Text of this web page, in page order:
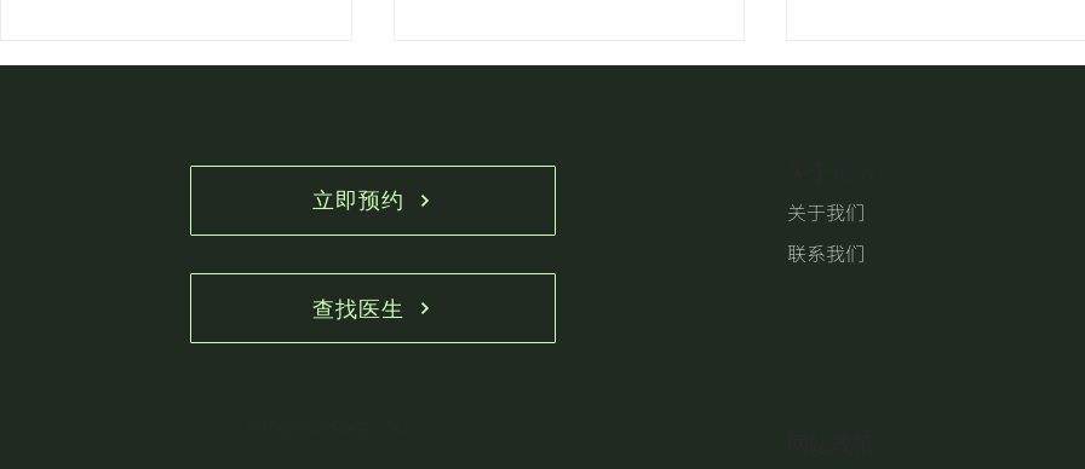
手汗症：你了解多少？
Poland综合征罕见吗？该如何
治疗？
多汗症可以治愈吗？
关于我们
联系我们
查找医生
立即预约